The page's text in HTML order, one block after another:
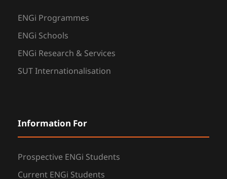
ENGi Programmes
ENGi Schools
ENGi Research & Services
SUT Internationalisation
Information For
Prospective ENGi Students
Current ENGi Students